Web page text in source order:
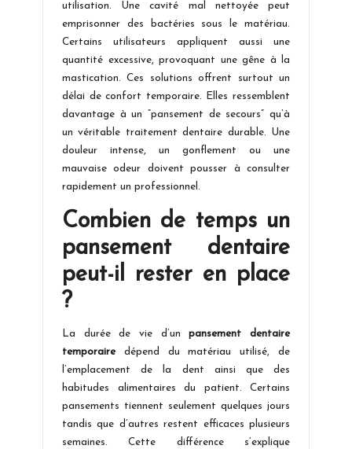
utilisation. Une cavité mal nettoyée peut
emprisonner des bactéries sous le matériau.
Certains utilisateurs appliquent aussi une
quantité excessive, provoquant une gêne à la
mastication. Ces solutions offrent surtout un
délai de confort temporaire. Elles ressemblent
davantage à un “pansement de secours” qu’à
un véritable traitement dentaire durable. Une
douleur intense, un gonflement ou une
mauvaise odeur doivent pousser à consulter
rapidement un professionnel.
Combien de temps un
pansement dentaire
peut-il rester en place
?
La durée de vie d’unpansement dentaire
temporairedépend du matériau utilisé, de
l’emplacement de la dent ainsi que des
habitudes alimentaires du patient. Certains
pansements tiennent seulement quelques jours
tandis que d’autres restent efficaces plusieurs
semaines. Cette différence s’explique